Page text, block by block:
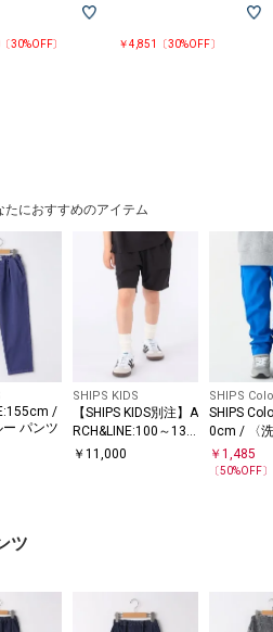
、社会の公正・環境への配慮などさまざ
い評価を得た企業だけに与えられる認証
ンタグ・洗濯ネームを必ずご確認の
。
やパソコン・スマートフォンなどの閲覧
って見える場合があります。
た画像をご参照ください。
30%OFF〕 ￥4,851〔30%OFF〕
たにおすすめのアイテム
/
パンツ
SHIPS KIDS
【SHIPS KIDS別注】A
RCH&LINE:100～130
cm / 〈家族おそろ
￥ 11,000
SHIPS
SHIPS
0cm / 〈
能〉スト
ー パンツ
￥1,485
〔50%OFF〕
ツ